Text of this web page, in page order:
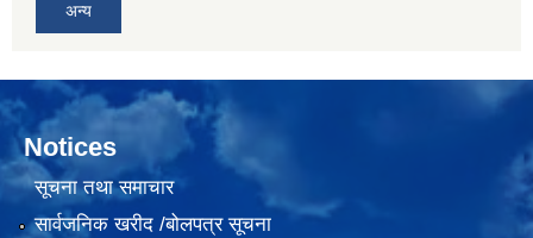
अन्य
Notices
सूचना तथा समाचार
सार्वजनिक खरीद /बोलपत्र सूचना